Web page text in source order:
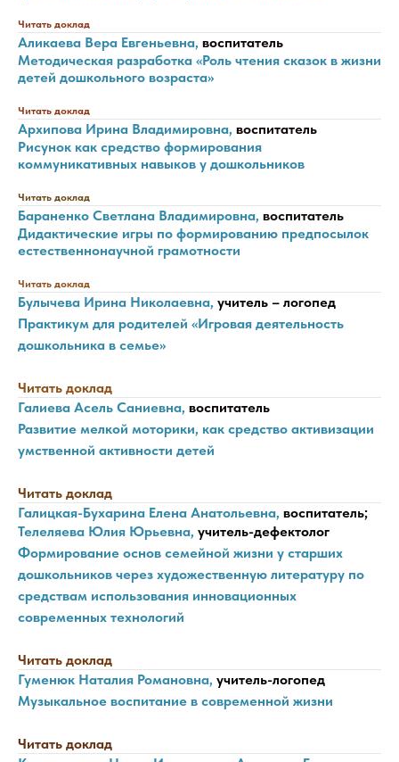
Читать доклад
Аликаева Вера Евгеньевна, воспитатель
Методическая разработка «Роль чтения сказок в жизни
детей дошкольного возраста»
Читать доклад
Архипова Ирина Владимировна, воспитатель
Рисунок как средство формирования
коммуникативных навыков у дошкольников
Читать доклад
Бараненко Светлана Владимировна, воспитатель
Дидактические игры по формированию предпосылок
естественнонаучной грамотности
Читать доклад
Булычева Ирина Николаевна, учитель – логопед
Практикум для родителей «Игровая деятельность
дошкольника в семье»
Читать доклад
Галиева Асель Саниевна, воспитатель
Развитие мелкой моторики, как средство активизации
умственной активности детей
Читать доклад
Галицкая-Бухарина Елена Анатольевна, воспитатель;
Телеляева Юлия Юрьевна, учитель-дефектолог
Формирование основ семейной жизни у старших
дошкольников через художественную литературу по
средствам использования инновационных
современных технологий
Читать доклад
Гуменюк Наталия Романовна, учитель-логопед
Музыкальное воспитание в современной жизни
Читать доклад